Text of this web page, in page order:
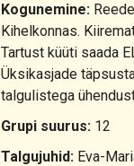
Kogunemine:
Kihelkonnas.
Tartust küüti saada
Üksikasjade
talgulistega
Grupi suurus: 12
Talgujuhid: Eva-